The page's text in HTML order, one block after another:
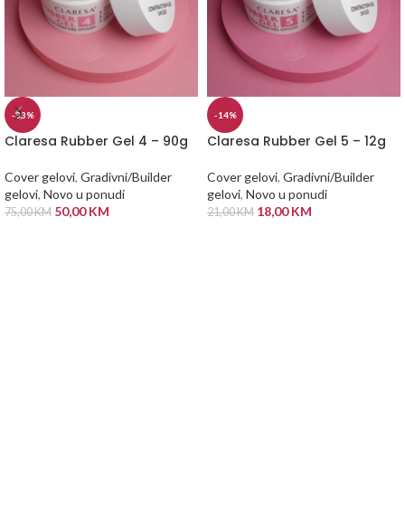
-33%
Claresa Rubber Gel 4 – 90g
Cover gelovi, Gradivni/Builder
gelovi, Novo u ponudi
75,00KM 50,00KM
-14%
Claresa Rubber Gel 5 – 12g
Cover gelovi, Gradivni/Builder
gelovi, Novo u ponudi
21,00KM 18,00KM